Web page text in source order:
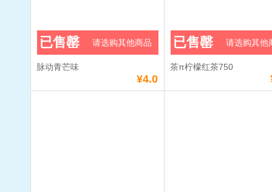
脉动青芒味
¥4.0
已售罄 请选购其他商品
茶π柠檬红茶750
已售罄 请选购其他